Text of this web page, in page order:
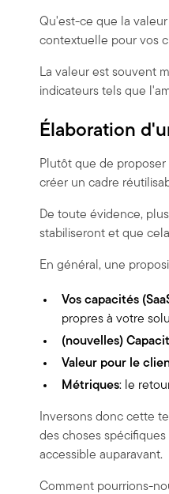
Qu'est-ce que la
contextuelle pour vos
La valeur est souvent
indicateurs tels que
Élaboration
Plutôt que de
créer un cadre
De toute évidence,
stabiliseront et que
En général, une
Vos capacités
propres à votre
(nouvelles)
Valeur pour le
Métriques: le
Inversons donc cette
des choses
accessible auparavant.
Comment pourrions-